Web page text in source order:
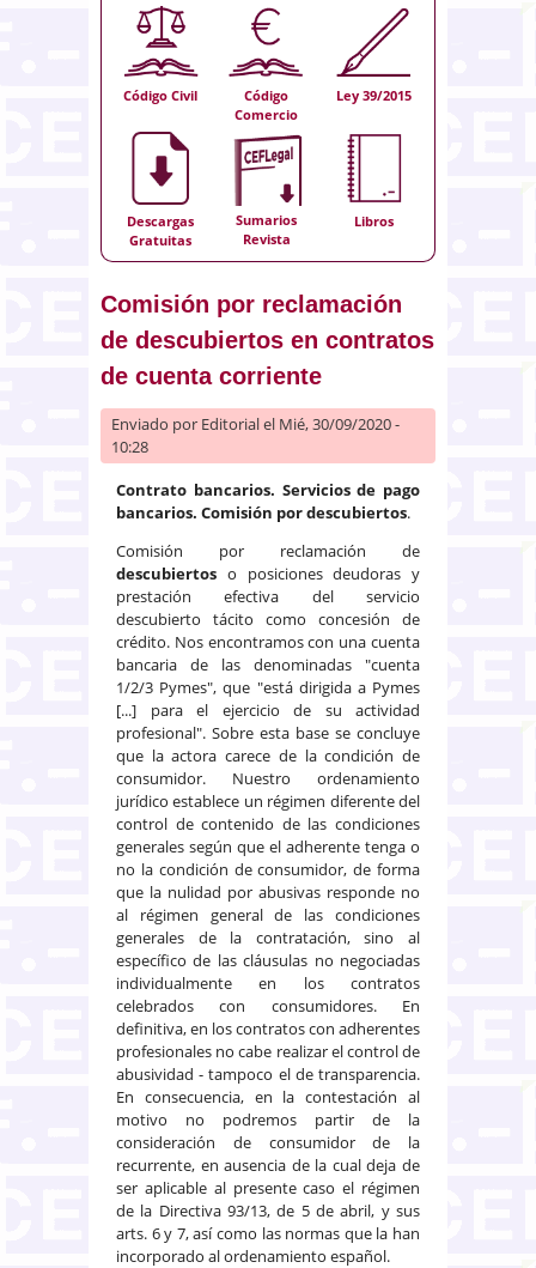
Código Civil
Código
Comercio
Ley 39/2015
Descargas
Gratuitas
Sumarios
Revista
Libros
Comisión por reclamación
de descubiertos en contratos
de cuenta corriente
Enviado por Editorialel Mié, 30/09/2020 -
10:28
Contrato bancarios. Servicios de pago
bancarios. Comisión por descubiertos.
Comisión por reclamación de
descubiertos o posiciones deudoras y
prestación efectiva del servicio
descubierto tácito como concesión de
crédito. Nos encontramos con una cuenta
bancaria de las denominadas "cuenta
1/2/3 Pymes", que "está dirigida a Pymes
[...] para el ejercicio de su actividad
profesional". Sobre esta base se concluye
que la actora carece de la condición de
consumidor. Nuestro ordenamiento
jurídico establece un régimen diferente del
control de contenido de las condiciones
generales según que el adherente tenga o
no la condición de consumidor, de forma
que la nulidad por abusivas responde no
al régimen general de las condiciones
generales de la contratación, sino al
específico de las cláusulas no negociadas
individualmente en los contratos
celebrados con consumidores. En
definitiva, en los contratos con adherentes
profesionales no cabe realizar el control de
abusividad - tampoco el de transparencia.
En consecuencia, en la contestación al
motivo no podremos partir de la
consideración de consumidor de la
recurrente, en ausencia de la cual deja de
ser aplicable al presente caso el régimen
de la Directiva 93/13, de 5 de abril, y sus
arts. 6 y 7, así como las normas que la han
incorporado al ordenamiento español.